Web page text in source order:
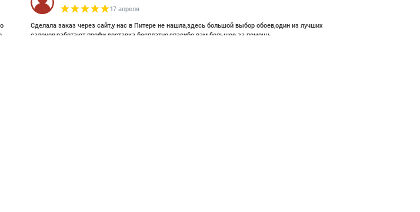
17 апреля
Сделала заказ через сайт,у нас в Питере не нашла,здесь большой выбор обоев,один из лучших
салонов,работают профи,доставка бесплатно,спасибо вам большое за помощь.